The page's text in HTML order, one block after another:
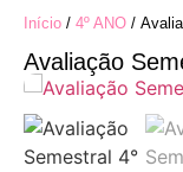
Início / 4º ANO /
Avaliação